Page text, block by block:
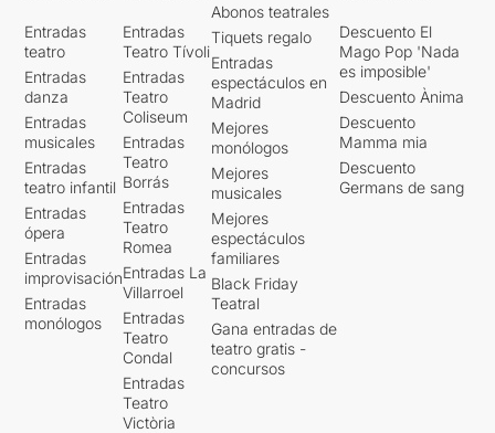
Entradas
teatro
Entradas
danza
Entradas
musicales
Entradas
teatro infantil
Entradas
ópera
Entradas
improvisación
Entradas
monólogos
Entradas
Teatro Tívoli
Entradas
Teatro
Coliseum
Entradas
Teatro
Borrás
Entradas
Teatro
Romea
Entradas La
Villarroel
Entradas
Teatro
Condal
Entradas
Teatro
Victòria
Abonos teatrales
Tiquets regalo
Entradas
espectáculos en
Madrid
Mejores
monólogos
Mejores
musicales
Mejores
espectáculos
familiares
Black Friday
Teatral
Gana entradas de
teatro gratis -
concursos
Descuento El
Mago Pop 'Nada
es imposible'
Descuento Ànima
Descuento
Mamma mia
Descuento
Germans de sang